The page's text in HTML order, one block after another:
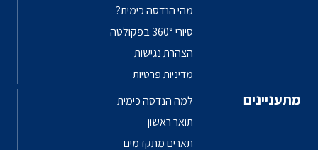
מהי הנדסה כימית?
סיורי 360° בפקולטה
הצהרת נגישות
מדיניות פרטיות
מתעניינים
למה הנדסה כימית
תואר ראשון
תארים מתקדמים